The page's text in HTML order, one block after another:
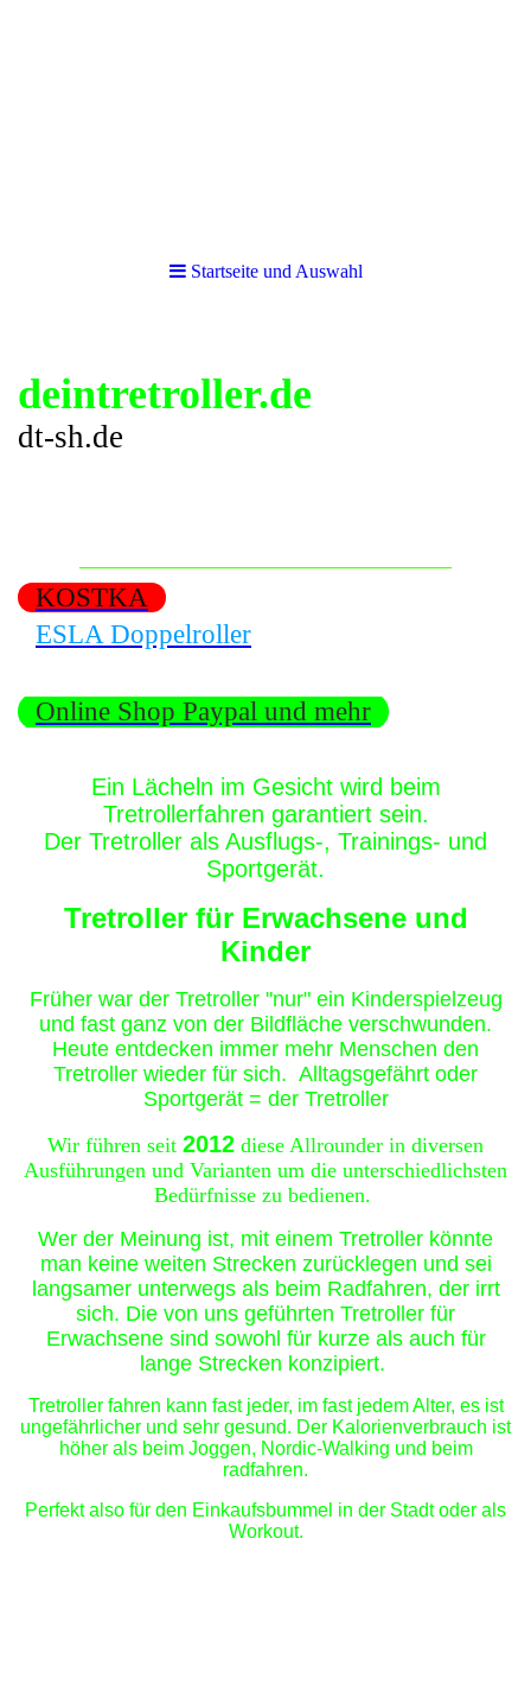
Startseite und Auswahl
deintretroller.de
dt-sh.de
KOSTKA
ESLA Doppelroller
Online Shop Paypal und mehr
Ein Lächeln im Gesicht wird beim
Tretrollerfahren garantiert sein.
Der Tretroller als Ausflugs-, Trainings- und
Sportgerät.
Tretroller für Erwachsene und
Kinder
Früher war der Tretroller "nur" ein Kinderspielzeug
und fast ganz von der Bildfläche verschwunden.
Heute entdecken immer mehr Menschen den
Tretroller wieder für sich. Alltagsgefährt oder
Sportgerät = der Tretroller
Wir führen seit 2012 diese Allrounder in diversen
Ausführungen und Varianten um die unterschiedlichsten
Bedürfnisse zu bedienen.
Wer der Meinung ist, mit einem Tretroller könnte
man keine weiten Strecken zurücklegen und sei
langsamer unterwegs als beim Radfahren, der irrt
sich. Die von uns geführten Tretroller für
Erwachsene sind sowohl für kurze als auch für
lange Strecken konzipiert.
Tretroller fahren kann fast jeder, im fast jedem Alter, es ist
ungefährlicher und sehr gesund. Der Kalorienverbrauch ist
höher als beim Joggen, Nordic-Walking und beim
radfahren.
Perfekt also für den Einkaufsbummel in der Stadt oder als
Workout.